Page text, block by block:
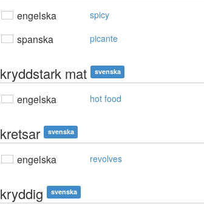
engelska spicy
spanska picante
kryddstark mat svenska
engelska hot food
kretsar svenska
engelska revolves
kryddig svenska